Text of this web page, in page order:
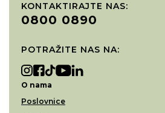
KONTAKTIRAJTE NAS:
0800 0890
POTRAŽITE NAS NA:
O nama
Poslovnice